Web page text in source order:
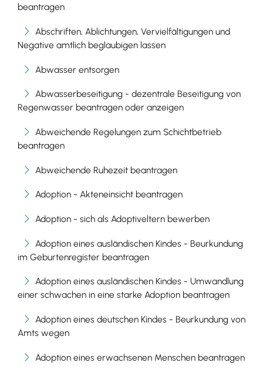
beantragen
Abschriften, Ablichtungen, Vervielfältigungen und
Negative amtlich beglaubigen lassen
Abwasser entsorgen
Abwasserbeseitigung - dezentrale Beseitigung von
Regenwasser beantragen oder anzeigen
Abweichende Regelungen zum Schichtbetrieb
beantragen
Abweichende Ruhezeit beantragen
Adoption - Akteneinsicht beantragen
Adoption - sich als Adoptiveltern bewerben
Adoption eines ausländischen Kindes - Beurkundung
im Geburtenregister beantragen
Adoption eines ausländischen Kindes - Umwandlung
einer schwachen in eine starke Adoption beantragen
Adoption eines deutschen Kindes - Beurkundung von
Amts wegen
Adoption eines erwachsenen Menschen beantragen